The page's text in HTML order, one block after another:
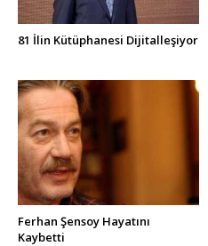
81 İlin Kütüphanesi Dijitalleşiyor
Ferhan Şensoy Hayatını
Kaybetti